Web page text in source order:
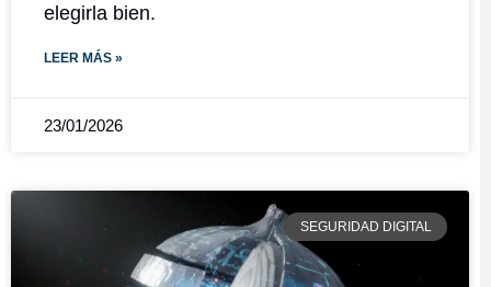
elegirla bien.
LEER MÁS »
23/01/2026
SEGURIDAD DIGITAL